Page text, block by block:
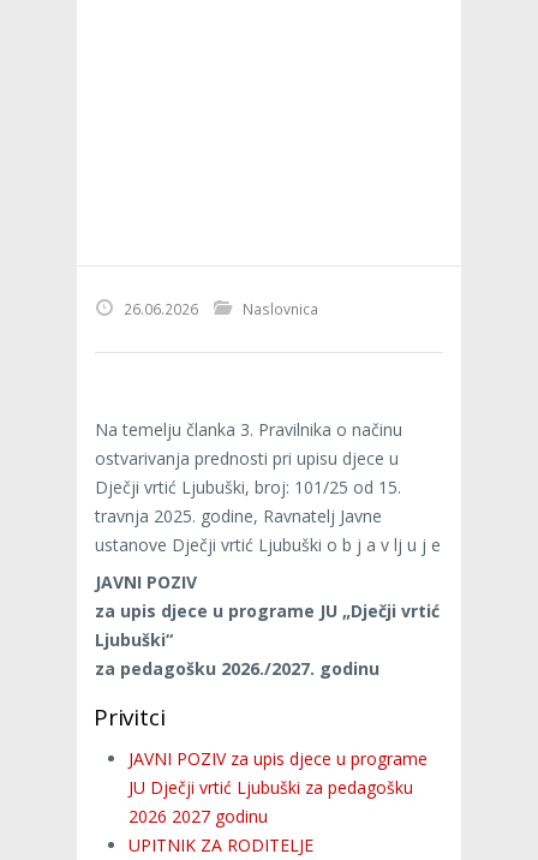
26.06.2026 Naslovnica
Na temelju članka 3. Pravilnika o načinu
ostvarivanja prednosti pri upisu djece u
Dječji vrtić Ljubuški, broj: 101/25 od 15.
travnja 2025. godine, Ravnatelj Javne
ustanove Dječji vrtić Ljubuški o b j a v lj u j e
JAVNI POZIV
za upis djece u programe JU „Dječji vrtić
Ljubuški“
za pedagošku 2026./2027. godinu
Privitci
JAVNI POZIV za upis djece u programe
JU Dječji vrtić Ljubuški za pedagošku
2026 2027 godinu
UPITNIK ZA RODITELJE